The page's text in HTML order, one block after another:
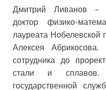
Дмитрий Ливанов –
доктор физико-
лауреата Нобелевской
Алексея
сотрудника до
стали и
государственной